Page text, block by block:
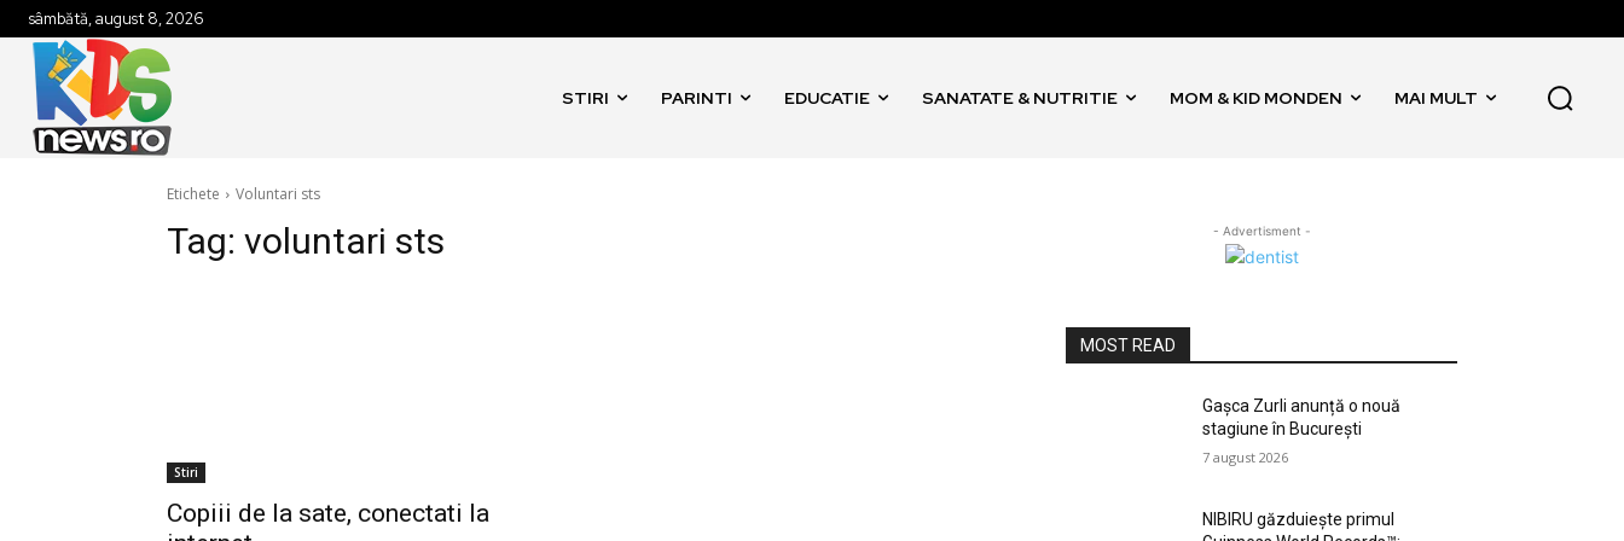
sâmbătă, august 8, 2026
STIRI PARINTI EDUCATIE SANATATE & NUTRITIE MOM & KID MONDEN MAI MULT
Etichete Voluntari sts
Tag: voluntari sts
Stiri
Copiii de la sate, conectati la
- Advertisment -
MOST READ
Gașca Zurli anunță o nouă
stagiune în București
7 august 2026
NIBIRU găzduiește primul